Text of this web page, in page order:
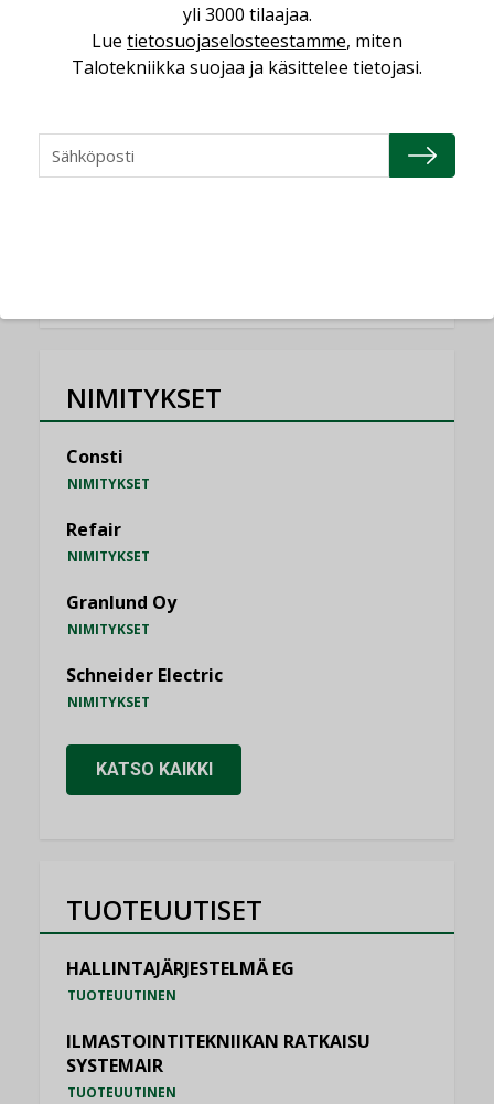
Miten varmistetaan EPD-dokumenteista
saatavien tietojen vertailukelpoisuus?
Vesi- ja viemärimitoittaminen on
jämähtänyt ajassa paikalleen
NIMITYKSET
Consti
NIMITYKSET
Refair
NIMITYKSET
Granlund Oy
NIMITYKSET
Schneider Electric
NIMITYKSET
KATSO KAIKKI
TUOTEUUTISET
HALLINTAJÄRJESTELMÄ EG
TUOTEUUTINEN
ILMASTOINTITEKNIIKAN RATKAISU
SYSTEMAIR
TUOTEUUTINEN
yli 3000 tilaajaa.
Lue tietosuojaselosteestamme, miten
Talotekniikka suojaa ja käsittelee tietojasi.